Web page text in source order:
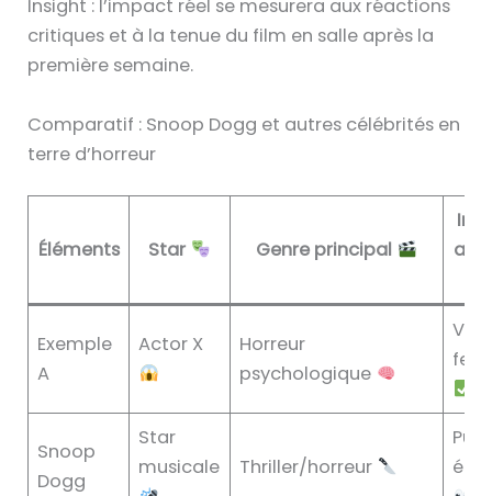
Insight : l’impact réel se mesurera aux réactions
critiques et à la tenue du film en salle après la
première semaine.
Comparatif : Snoop Dogg et autres célébrités en
terre d’horreur
Éléments Star Genre principal
Exemple
A
Actor X
Horreur
psychologique
Snoop
Dogg
Star
musicale
Thriller/horreur